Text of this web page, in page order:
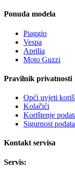
Ponuda modela
Piaggio
Vespa
Aprilia
Moto Guzzi
Pravilnik privatnosti
Opći uvjeti
Kolačići
Korištenje
Sigurnost
Kontakt servisa
Servis: